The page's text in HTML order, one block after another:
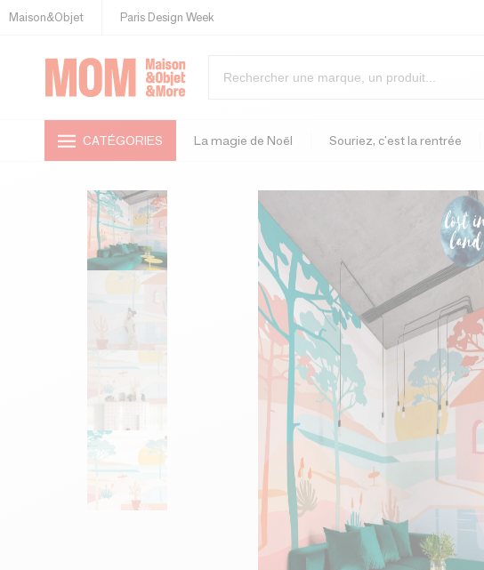
Maison&Objet Paris Design Week
CATÉGORIES La magie de Noël Souriez, c'est la rentrée